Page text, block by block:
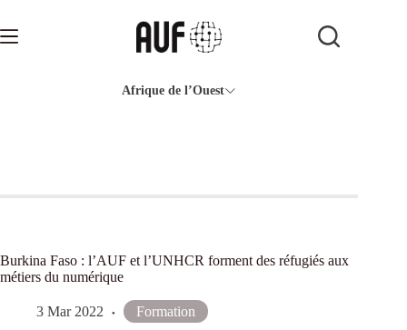
contenu
Afrique de l’Ouest
Burkina Faso : l’AUF et l’UNHCR forment des réfugiés aux
métiers du numérique
3 Mar 2022 Formation